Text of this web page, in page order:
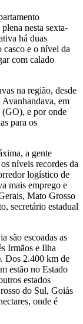
nesta sexta-
há duas
casco e o nível da
com calado
na região, desde
em
(GO), e por onde
para os
a gente
níveis recordes da
logístico de
mais emprego e
Mato Grosso
secretário estadual
são escoadas as
Irmãos e Ilha
Dos 2.400 km de
estão no Estado
estados
do Sul, Goiás
onde é